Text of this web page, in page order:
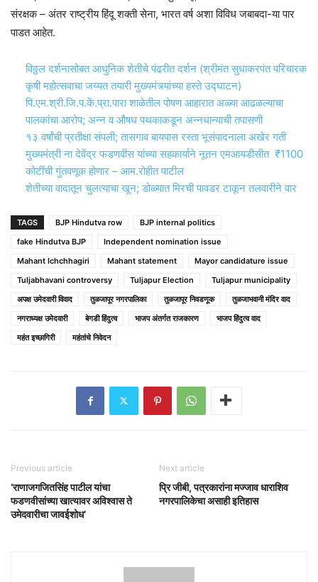
संरक्षक – अंतर राष्ट्रीय हिंदू शक्ती सेना, भारत वर्ष अशा विविध जबाबदा-या पार
पाडत आहेत.
विठ्ठल दर्शनासोबत आधुनिक शेतीचे पंढरीत दर्शन (श्रीमंत सुधाकरपंत परिचारक
कृषी महोत्सवाचा जय्यत तयारी मुख्यमंत्र्यांच्या हस्ते उद्घाटन)
पि.एम.श्री.जि.प.कें.प्रा.पारा शाळेतील पोषण आहारात अळ्या आढळल्याचा
पालकांचा आरोप; अन्न व औषध पथकाकडून अन्नधान्याची तपासणी
१३ वर्षांची प्रतीक्षा संपली; तासगाव बायपास रस्ता भूसंपादनाला अखेर गती
मुख्यमंत्री ना देवेंद्र फडणवीस यांच्या सहकार्याने नूतन एमआयडीसीत ₹1100
कोटींची गुंतवणूक होणार – आम.रोहीत पाटील
शेतीच्या वादातून चुलत्याचा खून; डोळ्यात मिरची पावडर टाकून तलवारीने वार
TAGS BJP Hindutva row
BJP internal politics
fake Hindutva BJP
Independent nomination issue
Mahant Ichchhagiri
Mahant statement
Mayor candidature issue
Tuljabhavani controversy
Tuljapur Election
Tuljapur municipality
अपक्ष उमेदवारी विवाद
तुळजापूर नगरपालिका तुळजापूर निवडणूक
तुळजाभवानी मंदिर वाद
नगराध्यक्ष उमेदवारी
बेगडी हिंदुत्व भाजप अंतर्गत राजकारण
भाजप हिंदुत्व वाद
महंत इच्छागिरी
महंतांचे निवेदन
Previous article
‘राणाजगजितसिंह पाटील यांचा
फडणवीसांच्या खात्यावर अविश्वास ते
उमेदवारीचा जावईशोध’
Next article
प्रि जीबी, पत्रकारांना मज्जाव धाराशिव
नगरपालिकेचा असाही इतिहास